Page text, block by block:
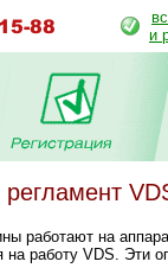
и
регламент
работают на
на работу VDS. Эти